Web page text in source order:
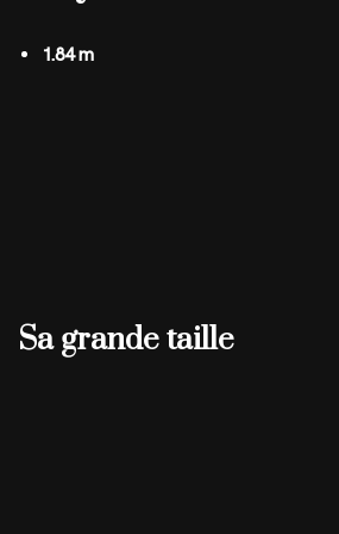
1.84 m
Sa grande taille